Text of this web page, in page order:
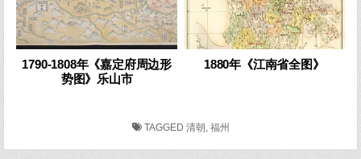
1790-1808年《嘉定府周边形
势图》乐山市
1880年《江南省全图》
TAGGED 清朝 , 福州